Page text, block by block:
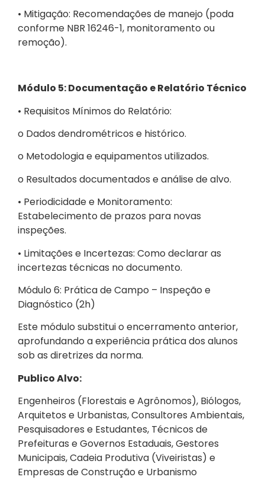
• Mitigação: Recomendações de manejo (poda
conforme NBR 16246-1, monitoramento ou
remoção).
Módulo 5: Documentação e Relatório Técnico
• Requisitos Mínimos do Relatório:
o Dados dendrométricos e histórico.
o Metodologia e equipamentos utilizados.
o Resultados documentados e análise de alvo.
• Periodicidade e Monitoramento:
Estabelecimento de prazos para novas
inspeções.
• Limitações e Incertezas: Como declarar as
incertezas técnicas no documento.
Módulo 6: Prática de Campo – Inspeção e
Diagnóstico (2h)
Este módulo substitui o encerramento anterior,
aprofundando a experiência prática dos alunos
sob as diretrizes da norma.
Publico Alvo:
Engenheiros (Florestais e Agrônomos), Biólogos,
Arquitetos e Urbanistas, Consultores Ambientais,
Pesquisadores e Estudantes, Técnicos de
Prefeituras e Governos Estaduais, Gestores
Municipais, Cadeia Produtiva (Viveiristas) e
Empresas de Construção e Urbanismo